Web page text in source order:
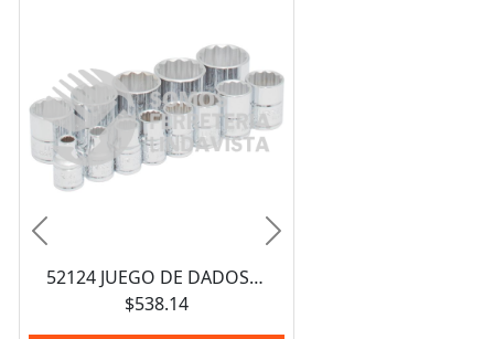
52124 JUEGO DE DADOS CUADRO DE 3/8", 12 PUNTAS, EN PULGADAS EN RIEL, 13 PIEZAS URREA
$538.14
Anterior Siguiente